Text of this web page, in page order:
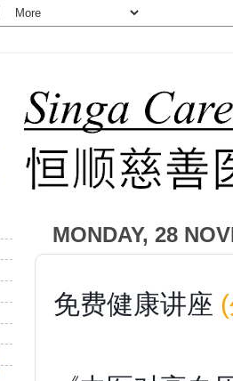
MONDAY, 28
免费健康讲座